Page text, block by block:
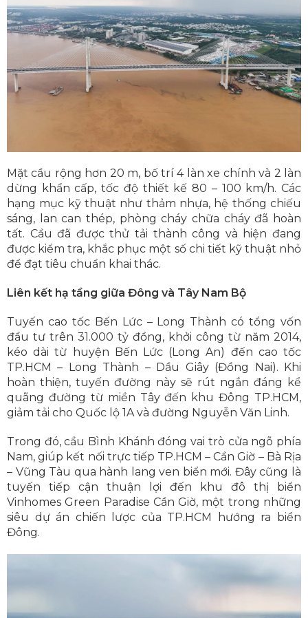
Mặt cầu rộng hơn 20 m, bố trí 4 làn xe chính và 2 làn
dừng khẩn cấp, tốc độ thiết kế 80 – 100 km/h. Các
hạng mục kỹ thuật như thảm nhựa, hệ thống chiếu
sáng, lan can thép, phòng cháy chữa cháy đã hoàn
tất. Cầu đã được thử tải thành công và hiện đang
được kiểm tra, khắc phục một số chi tiết kỹ thuật nhỏ
để đạt tiêu chuẩn khai thác.
Liên kết hạ tầng giữa Đông và Tây Nam Bộ
Tuyến cao tốc Bến Lức – Long Thành có tổng vốn
đầu tư trên 31.000 tỷ đồng, khởi công từ năm 2014,
kéo dài từ huyện Bến Lức (Long An) đến cao tốc
TP.HCM – Long Thành – Dầu Giây (Đồng Nai). Khi
hoàn thiện, tuyến đường này sẽ rút ngắn đáng kể
quãng đường từ miền Tây đến khu Đông TP.HCM,
giảm tải cho Quốc lộ 1A và đường Nguyễn Văn Linh.
Trong đó, cầu Bình Khánh đóng vai trò cửa ngõ phía
Nam, giúp kết nối trực tiếp TP.HCM – Cần Giờ – Bà Rịa
– Vũng Tàu qua hành lang ven biển mới. Đây cũng là
tuyến tiếp cận thuận lợi đến khu đô thị biển
Vinhomes Green Paradise Cần Giờ, một trong những
siêu dự án chiến lược của TP.HCM hướng ra biển
Đông.